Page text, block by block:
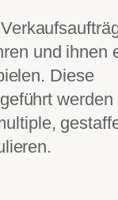
und ihnen
Diese
werden